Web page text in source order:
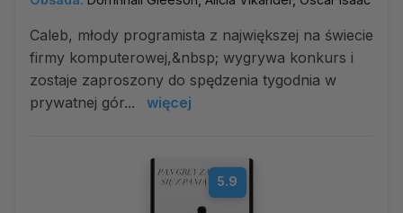
Caleb, młody programista z największej na świecie
firmy komputerowej,&nbsp; wygrywa konkurs i
zostaje zaproszony do spędzenia tygodnia w
prywatnej gór...
więcej
5.9